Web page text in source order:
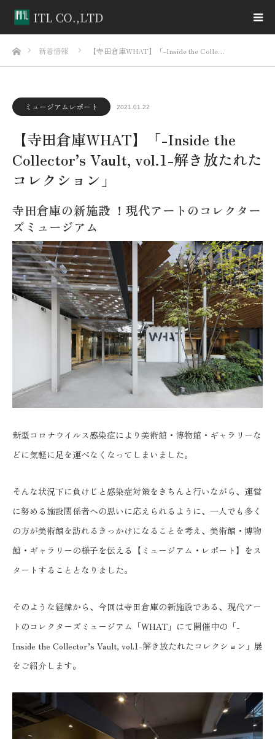
ホーム新着情報 【寺田倉庫WHAT】「-Inside the Colle…
ミュージアムレポート 2021.01.22
【寺田倉庫WHAT】「-Inside the
Collector’s Vault, vol.1-解き放たれた
コレクション」
寺田倉庫の新施設 ！現代アートのコレクター
ズミュージアム
新型コロナウイルス感染症により美術館・博物館・ギャラリーな
どに気軽に足を運べなくなってしまいました。
そんな状況下に負けじと感染症対策をきちんと行いながら、運営
に努める施設関係者への思いに応えられるように、一人でも多く
の方が美術館を訪れるきっかけになることを考え、美術館・博物
館・ギャラリーの様子を伝える【ミュージアム・レポート】をス
タートすることとなりました。
そのような経緯から、今回は寺田倉庫の新施設である、現代アー
トのコレクターズミュージアム「WHAT」にて開催中の「-
Inside the Collector’s Vault, vol.1-解き放たれたコレクション」展
をご紹介します。